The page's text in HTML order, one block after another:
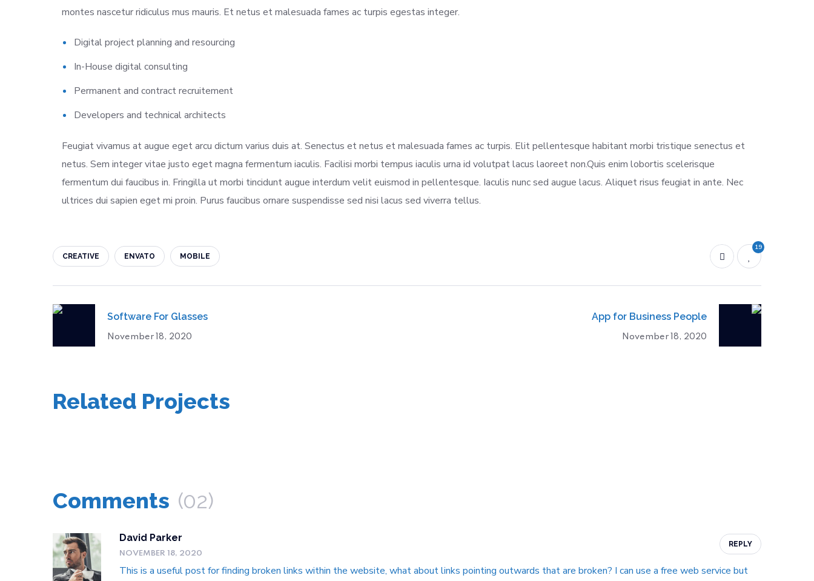
montes nascetur ridiculus mus mauris. Et netus et malesuada fames ac turpis egestas integer.
Digital project planning and resourcing
In-House digital consulting
Permanent and contract recruitement
Developers and technical architects
Feugiat vivamus at augue eget arcu dictum varius duis at. Senectus et netus et malesuada fames ac turpis. Elit pellentesque habitant morbi tristique senectus et
netus. Sem integer vitae justo eget magna fermentum iaculis. Facilisi morbi tempus iaculis urna id volutpat lacus laoreet non.Quis enim lobortis scelerisque
fermentum dui faucibus in. Fringilla ut morbi tincidunt augue interdum velit euismod in pellentesque. Iaculis nunc sed augue lacus. Aliquet risus feugiat in ante. Nec
ultrices dui sapien eget mi proin. Purus faucibus ornare suspendisse sed nisi lacus sed viverra tellus.
CREATIVE ENVATO MOBILE
19
Software For Glasses
November 18, 2020
App for Business People
November 18, 2020
Related Projects
Comments (02)
David Parker
NOVEMBER 18, 2020
This is a useful post for finding broken links within the website, what about links pointing outwards that are broken? I can use a free web service but
REPLY